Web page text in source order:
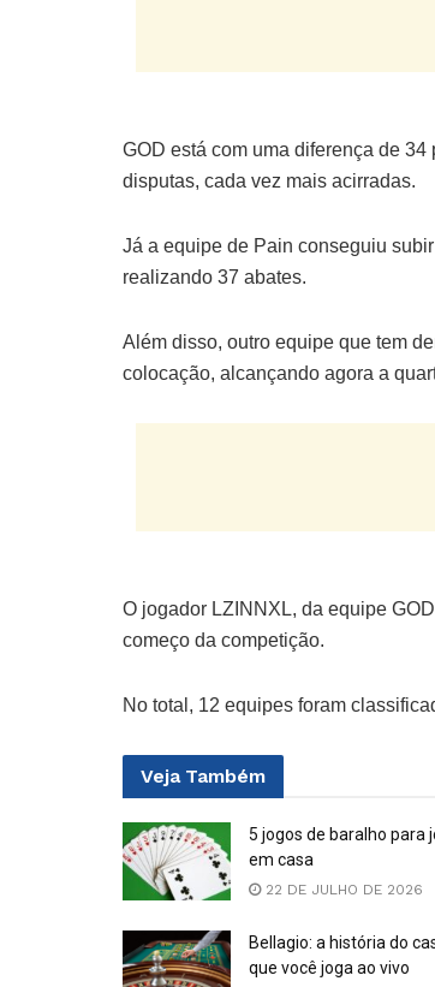
GOD está com uma diferença de
disputas, cada vez mais acirradas.
Já a equipe de Pain conseguiu
realizando 37 abates.
Além disso, outro equipe que tem
colocação, alcançando agora a
O jogador LZINNXL, da equipe
começo da competição.
No total, 12 equipes foram
Veja Também
5 jogos de baralho para
em casa
22 DE JULHO DE 2026
Bellagio: a história do
que você joga ao vivo